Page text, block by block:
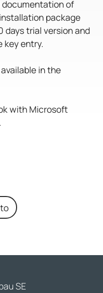
documentation of
package
days trial version and
key entry.
in the
with Microsoft
SE